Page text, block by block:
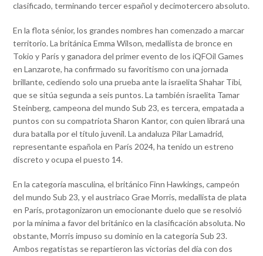
clasificado, terminando tercer español y decimotercero absoluto.
En la flota sénior, los grandes nombres han comenzado a marcar
territorio. La británica Emma Wilson, medallista de bronce en
Tokio y París y ganadora del primer evento de los iQFOil Games
en Lanzarote, ha confirmado su favoritismo con una jornada
brillante, cediendo solo una prueba ante la israelita Shahar Tibi,
que se sitúa segunda a seis puntos. La también israelita Tamar
Steinberg, campeona del mundo Sub 23, es tercera, empatada a
puntos con su compatriota Sharon Kantor, con quien librará una
dura batalla por el título juvenil. La andaluza Pilar Lamadrid,
representante española en París 2024, ha tenido un estreno
discreto y ocupa el puesto 14.
En la categoría masculina, el británico Finn Hawkings, campeón
del mundo Sub 23, y el austriaco Grae Morris, medallista de plata
en París, protagonizaron un emocionante duelo que se resolvió
por la mínima a favor del británico en la clasificación absoluta. No
obstante, Morris impuso su dominio en la categoría Sub 23.
Ambos regatistas se repartieron las victorias del día con dos